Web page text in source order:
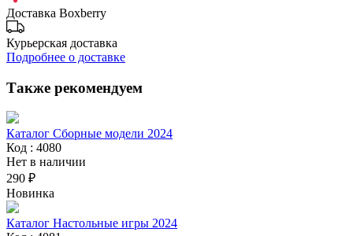
Доставка Boxberry
Курьерская доставка
Подробнее о доставке
Также рекомендуем
Каталог Сборные модели 2024
Код : 4080
Нет в наличии
290 ₽
Новинка
Каталог Настольные игры 2024